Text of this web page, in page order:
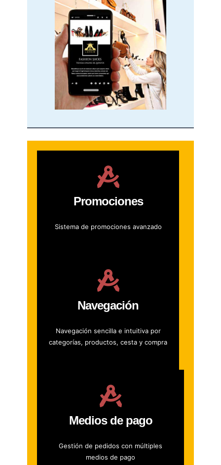
Promociones
Sistema de promociones avanzado
Navegación
Navegación sencilla e intuitiva por
categorías, productos, cesta y compra
Medios de pago
Gestión de pedidos con múltiples
medios de pago